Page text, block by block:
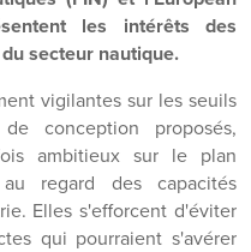
les intérêts des
secteur nautique.
vigilantes sur les seuils
conception proposés,
ambitieux sur le plan
regard des capacités
Elles s'efforcent d'éviter
qui pourraient s'avérer